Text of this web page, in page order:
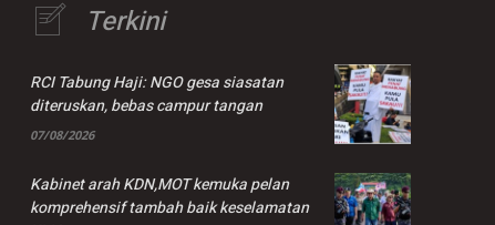
Terkini
RCI Tabung Haji: NGO gesa siasatan
diteruskan, bebas campur tangan
07/08/2026
Kabinet arah KDN,MOT kemuka pelan
komprehensif tambah baik keselamatan